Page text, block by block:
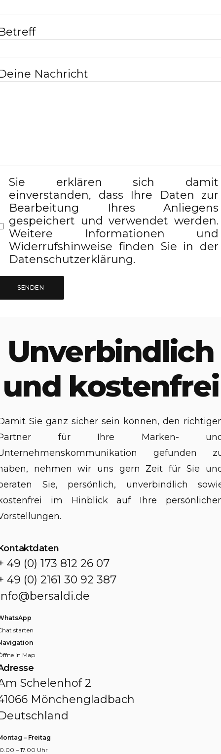
Nachricht
Sie erklären sich damit
einverstanden, dass Ihre Daten zur
Bearbeitung Ihres Anliegens
gespeichert und verwendet werden.
Weitere Informationen und
Widerrufshinweise finden Sie in der
Datenschutzerklärung.
Unverbindlich
und kostenfrei
Sie ganz sicher sein können, den
für Ihre Marken-
gefunden
nehmen wir uns gern Zeit für Sie
Sie, persönlich, unverbindlich
im Hinblick auf Ihre
49 (0) 173 812 26 07
49 (0) 2161 30 92 387
starten
in Map
Schelenhof 2
Mönchengladbach
– Freitag
– 17.00 Uhr